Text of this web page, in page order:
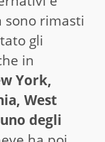
sono rimasti
gli
in
York,
West
degli